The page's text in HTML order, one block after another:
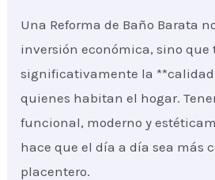
Una Reforma de Baño Barata
inversión económica, sino que
significativamente la **calidad
quienes habitan el hogar.
funcional, moderno y
hace que el día a día sea más
placentero.